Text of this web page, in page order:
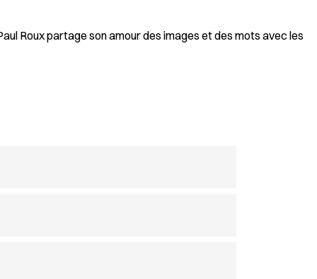
Roux partage son amour des images et des mots avec les